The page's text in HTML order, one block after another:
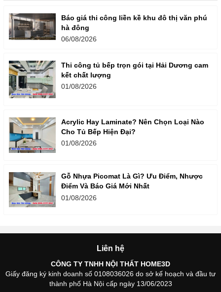
Báo giá thi công liền kề khu đô thị văn phú
hà đông
06/08/2026
Thi công tủ bếp trọn gói tại Hải Dương cam
kết chất lượng
01/08/2026
Acrylic Hay Laminate? Nên Chọn Loại Nào
Cho Tủ Bếp Hiện Đại?
01/08/2026
Gỗ Nhựa Picomat Là Gì? Ưu Điểm, Nhược
Điểm Và Báo Giá Mới Nhất
01/08/2026
Liên hệ
CÔNG TY TNHH NỘI THẤT HOME3D
Giấy đăng ký kinh doanh số 0108036026 do sở kế hoạch và đầu tư
thành phố Hà Nội cấp ngày 13/06/2023